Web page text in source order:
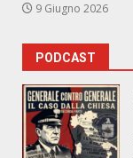
9 Giugno 2026
PODCAST